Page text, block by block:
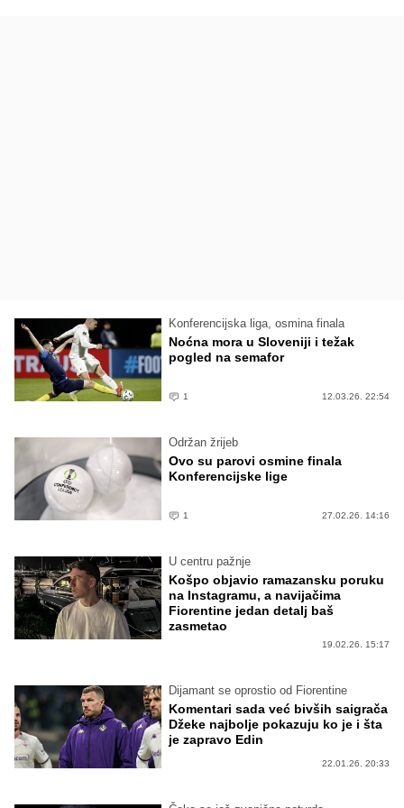
Konferencijska liga, osmina finala
Noćna mora u Sloveniji i težak
pogled na semafor
1 12.03.26. 22:54
Održan žrijeb
Ovo su parovi osmine finala
Konferencijske lige
1 27.02.26. 14:16
U centru pažnje
Košpo objavio ramazansku poruku
na Instagramu, a navijačima
Fiorentine jedan detalj baš
zasmetao
19.02.26. 15:17
Dijamant se oprostio od Fiorentine
Komentari sada već bivših saigrača
Džeke najbolje pokazuju ko je i šta
je zapravo Edin
22.01.26. 20:33